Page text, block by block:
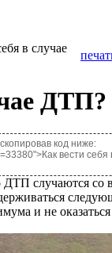
в случае
ДТП?
код ниже:
вести себя
случаются со
и не